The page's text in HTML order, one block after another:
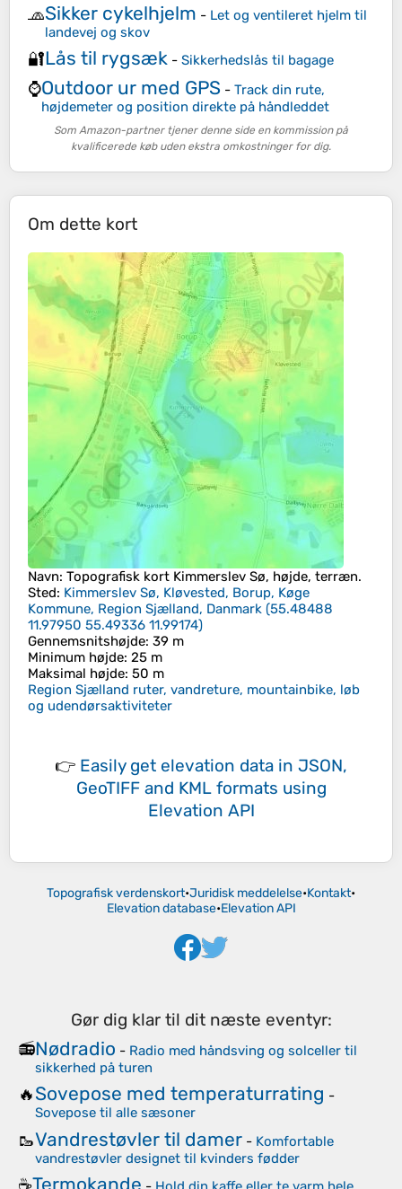
🧢Sikker cykelhjelm - Let og ventileret hjelm til
landevej og skov
🔐Lås til rygsæk - Sikkerhedslås til bagage
⌚Outdoor ur med GPS - Track din rute,
højdemeter og position direkte på håndleddet
Som Amazon-partner tjener denne side en kommission på
kvalificerede køb uden ekstra omkostninger for dig.
Om dette kort
Navn: Topografisk kort Kimmerslev Sø, højde, terræn.
Sted: Kimmerslev Sø, Kløvested, Borup, Køge
Kommune, Region Sjælland, Danmark (55.48488
11.97950 55.49336 11.99174)
Gennemsnitshøjde: 39 m
Minimum højde: 25 m
Maksimal højde: 50 m
Region Sjælland ruter, vandreture, mountainbike, løb
og udendørsaktiviteter
👉 Easily get elevation data in JSON,
GeoTIFF and KML formats using
Elevation API
Topografisk verdenskort•Juridisk meddelelse•Kontakt•
Elevation database•Elevation API
Gør dig klar til dit næste eventyr:
📻Nødradio - Radio med håndsving og solceller til
sikkerhed på turen
🔥Sovepose med temperaturrating -
Sovepose til alle sæsoner
🥾Vandrestøvler til damer - Komfortable
vandrestøvler designet til kvinders fødder
Termokande